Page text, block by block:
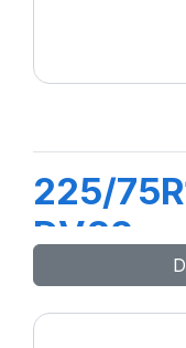
225/
DV82